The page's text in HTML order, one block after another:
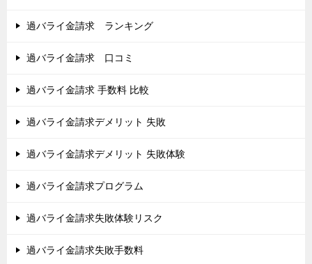
過バライ金請求 ランキング
過バライ金請求 口コミ
過バライ金請求 手数料 比較
過バライ金請求デメリット 失敗
過バライ金請求デメリット 失敗体験
過バライ金請求プログラム
過バライ金請求失敗体験リスク
過バライ金請求失敗手数料